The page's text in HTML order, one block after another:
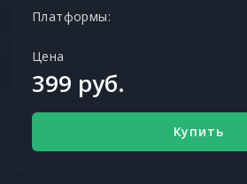
Платформы:
Цена
399 руб.
Купить